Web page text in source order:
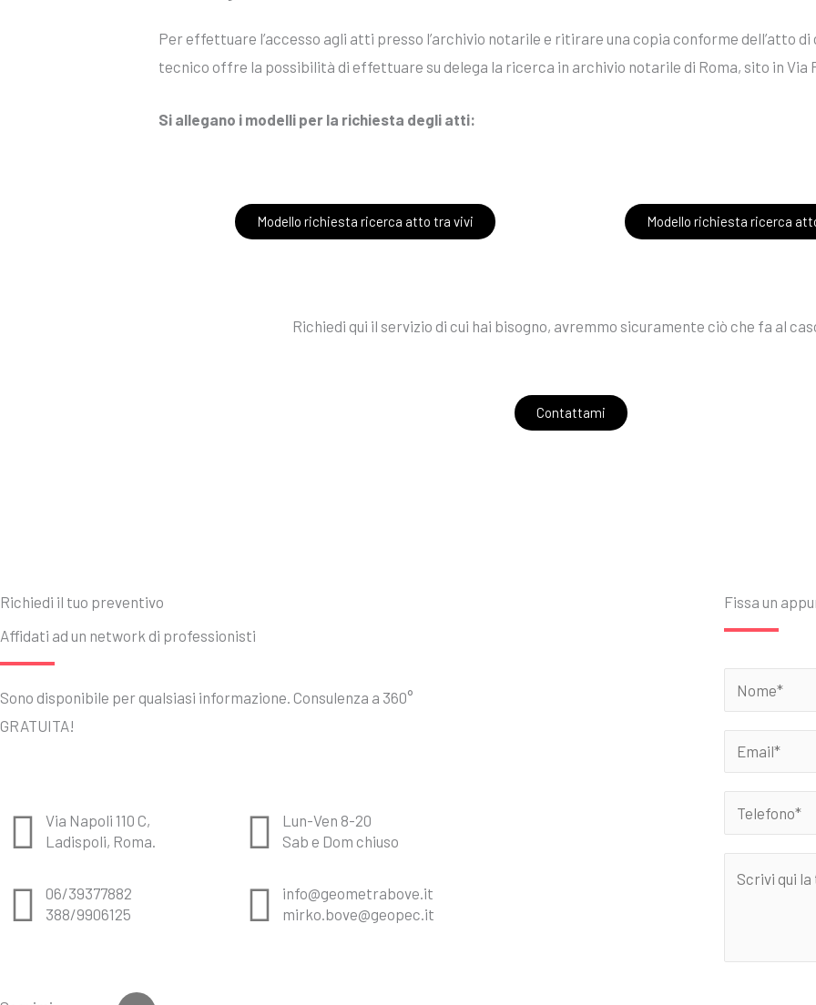
Per effettuare l’accesso agli atti presso l’archivio notarile e ritirare una copia conforme dell’atto
tecnico offre la possibilità di effettuare su delega la ricerca in archivio notarile di Roma, sito in Via
Si allegano i modelli per la richiesta degli atti:
Modello richiesta ricerca atto tra vivi Modello richiesta ricerca
Richiedi qui il servizio di cui hai bisogno, avremmo sicuramente ciò che fa al
Contattami
Richiedi il tuo preventivo
Affidati ad un network di professionisti
Sono disponibile per qualsiasi informazione. Consulenza a 360°
GRATUITA!
Via Napoli 110 C,
Ladispoli, Roma.
Lun-Ven 8-20
Sab e Dom chiuso
06/39377882
388/9906125
info@geometrabove.it
mirko.bove@geopec.it
Fissa un